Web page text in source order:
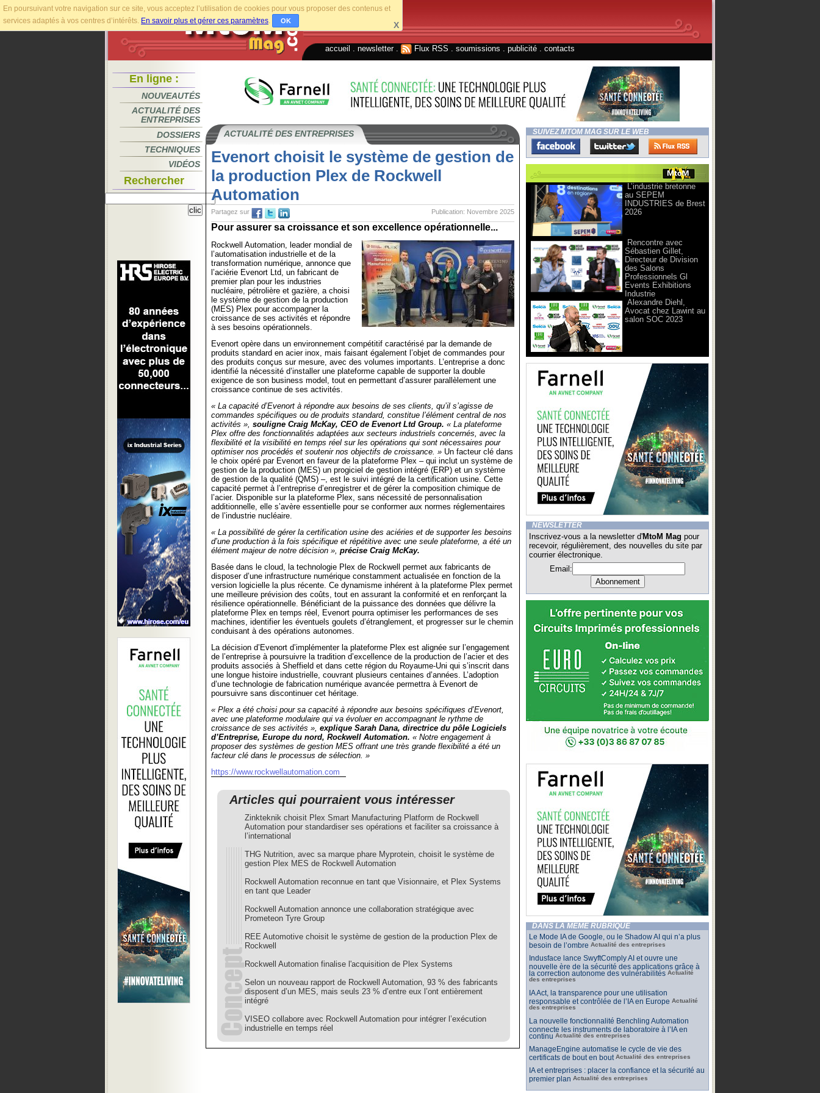
En poursuivant votre navigation sur ce site, vous acceptez l’utilisation de cookies pour vous proposer des contenus et
services adaptés à vos centres d’intérêts. En savoir plus et gérer ces paramètres. OK X
accueil newsletter. Flux RSS soumissions publicité contacts
En ligne :
NOUVEAUTÉS
ACTUALITÉ DES
ENTREPRISES
DOSSIERS
TECHNIQUES
VIDÉOS
Rechercher
ACTUALITÉ DES ENTREPRISES
Evenort choisit le système de gestion de
la production Plex de Rockwell
Automation
Publication: Novembre 2025
Partagez sur
Pour assurer sa croissance et son excellence opérationnelle...
Rockwell Automation, leader mondial de
l’automatisation industrielle et de la
transformation numérique, annonce que
l’aciérie Evenort Ltd, un fabricant de
premier plan pour les industries
nucléaire, pétrolière et gazière, a choisi
le système de gestion de la production
(MES) Plex pour accompagner la
croissance de ses activités et répondre
à ses besoins opérationnels.
Evenort opère dans un environnement compétitif caractérisé par la demande de
produits standard en acier inox, mais faisant également l’objet de commandes pour
des produits conçus sur mesure, avec des volumes importants. L’entreprise a donc
identifié la nécessité d’installer une plateforme capable de supporter la double
exigence de son business model, tout en permettant d’assurer parallèlement une
croissance continue de ses activités.
« La capacité d’Evenort à répondre aux besoins de ses clients, qu’il s’agisse de
commandes spécifiques ou de produits standard, constitue l’élément central de nos
activités », souligne Craig McKay, CEO de Evenort Ltd Group. « La plateforme
Plex offre des fonctionnalités adaptées aux secteurs industriels concernés, avec la
flexibilité et la visibilité en temps réel sur les opérations qui sont nécessaires pour
optimiser nos procédés et soutenir nos objectifs de croissance. » Un facteur clé dans
le choix opéré par Evenort en faveur de la plateforme Plex – qui inclut un système de
gestion de la production (MES) un progiciel de gestion intégré (ERP) et un système
de gestion de la qualité (QMS) –, est le suivi intégré de la certification usine. Cette
capacité permet à l’entreprise d’enregistrer et de gérer la composition chimique de
l’acier. Disponible sur la plateforme Plex, sans nécessité de personnalisation
additionnelle, elle s’avère essentielle pour se conformer aux normes réglementaires
de l’industrie nucléaire.
« La possibilité de gérer la certification usine des aciéries et de supporter les besoins
d’une production à la fois spécifique et répétitive avec une seule plateforme, a été un
élément majeur de notre décision », précise Craig McKay.
Basée dans le cloud, la technologie Plex de Rockwell permet aux fabricants de
disposer d’une infrastructure numérique constamment actualisée en fonction de la
version logicielle la plus récente. Ce dynamisme inhérent à la plateforme Plex permet
une meilleure prévision des coûts, tout en assurant la conformité et en renforçant la
résilience opérationnelle. Bénéficiant de la puissance des données que délivre la
plateforme Plex en temps réel, Evenort pourra optimiser les performances de ses
machines, identifier les éventuels goulets d’étranglement, et progresser sur le chemin
conduisant à des opérations autonomes.
La décision d’Evenort d’implémenter la plateforme Plex est alignée sur l’engagement
de l’entreprise à poursuivre la tradition d’excellence de la production de l’acier et des
produits associés à Sheffield et dans cette région du Royaume-Uni qui s’inscrit dans
une longue histoire industrielle, couvrant plusieurs centaines d’années. L’adoption
d’une technologie de fabrication numérique avancée permettra à Evenort de
poursuivre sans discontinuer cet héritage.
« Plex a été choisi pour sa capacité à répondre aux besoins spécifiques d’Evenort,
avec une plateforme modulaire qui va évoluer en accompagnant le rythme de
croissance de ses activités », explique Sarah Dana, directrice du pôle Logiciels
d’Entreprise, Europe du nord, Rockwell Automation. « Notre engagement à
proposer des systèmes de gestion MES offrant une très grande flexibilité a été un
facteur clé dans le processus de sélection. »
https://www.rockwellautomation.com
Articles qui pourraient vous intéresser
Zinkteknik choisit Plex Smart Manufacturing Platform de Rockwell
Automation pour standardiser ses opérations et faciliter sa croissance à
l’international
THG Nutrition, avec sa marque phare Myprotein, choisit le système de
gestion Plex MES de Rockwell Automation
Rockwell Automation reconnue en tant que Visionnaire, et Plex Systems
en tant que Leader
Rockwell Automation annonce une collaboration stratégique avec
Prometeon Tyre Group
REE Automotive choisit le système de gestion de la production Plex de
Rockwell
Rockwell Automation finalise l'acquisition de Plex Systems
Selon un nouveau rapport de Rockwell Automation, 93 % des fabricants
disposent d’un MES, mais seuls 23 % d’entre eux l’ont entièrement
intégré
VISEO collabore avec Rockwell Automation pour intégrer l’exécution
industrielle en temps réel
SUIVEZ MTOM MAG SUR LE WEB
L’industrie bretonne
au SEPEM
INDUSTRIES de Brest
2026
Rencontre avec
Sébastien Gillet,
Directeur de Division
des Salons
Professionnels Gl
Events Exhibitions
Industrie
Alexandre Diehl,
Avocat chez Lawint au
salon SOC 2023
NEWSLETTER
Inscrivez-vous a la newsletter d'MtoM Mag pour
recevoir, régulièrement, des nouvelles du site par
courrier électronique.
Email:
DANS LA MÊME RUBRIQUE
Le Mode IA de Google, ou le Shadow AI qui n’a plus
besoin de l’ombre Actualité des entreprises
Indusface lance SwyftComply AI et ouvre une
nouvelle ère de la sécurité des applications grâce à
la correction autonome des vulnérabilités Actualité
des entreprises
IA Act, la transparence pour une utilisation
responsable et contrôlée de l’IA en Europe Actualité
des entreprises
La nouvelle fonctionnalité Benchling Automation
connecte les instruments de laboratoire à l’IA en
continu Actualité des entreprises
ManageEngine automatise le cycle de vie des
certificats de bout en bout Actualité des entreprises
IA et entreprises : placer la confiance et la sécurité au
premier plan Actualité des entreprises